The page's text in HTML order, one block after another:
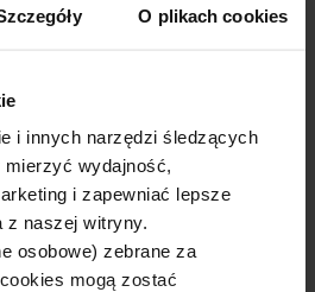
O plikach cookies
i innych narzędzi śledzących
mierzyć wydajność,
i zapewniać lepsze
z naszej witryny.
osobowe) zebrane za
mogą zostać